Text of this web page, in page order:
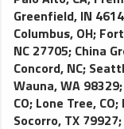
Greenfield, IN
Columbus, OH;
NC 27705; China
Concord, NC;
Wauna, WA 98329;
CO; Lone Tree, CO;
Socorro, TX 79927;